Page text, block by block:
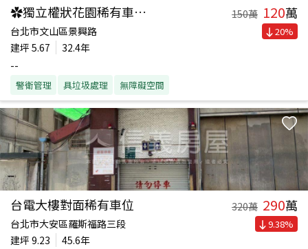
✿獨立權狀花園稀有車位✿ 150萬 120萬
台北市文山區景興路
建坪 5.67
32.4年
--
警衛管理 具垃圾處理 無障礙空間
20%
台電大樓對面稀有車位 320萬 290萬
台北市大安區羅斯福路三段
建坪 9.23
45.6年
9.38%